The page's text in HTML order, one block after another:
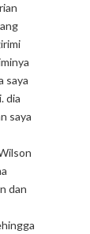
saya
dia
saya
dan